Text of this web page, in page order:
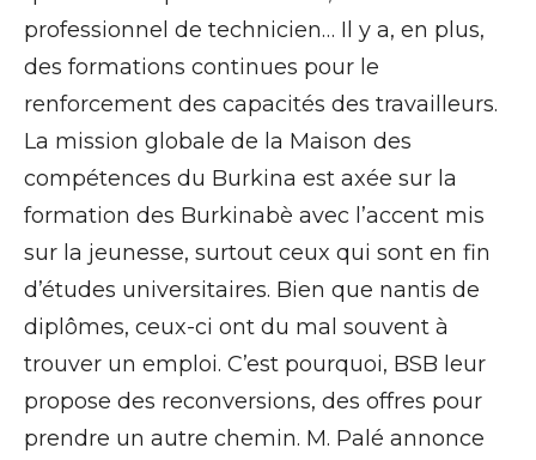
professionnel de technicien… Il y a, en plus,
des formations continues pour le
renforcement des capacités des travailleurs.
La mission globale de la Maison des
compétences du Burkina est axée sur la
formation des Burkinabè avec l’accent mis
sur la jeunesse, surtout ceux qui sont en fin
d’études universitaires. Bien que nantis de
diplômes, ceux-ci ont du mal souvent à
trouver un emploi. C’est pourquoi, BSB leur
propose des reconversions, des offres pour
prendre un autre chemin. M. Palé annonce